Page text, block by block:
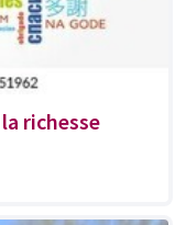
richesse